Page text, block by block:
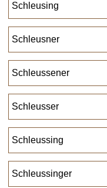
Schleusing
Schleusner
Schleussener
Schleusser
Schleussing
Schleussinger